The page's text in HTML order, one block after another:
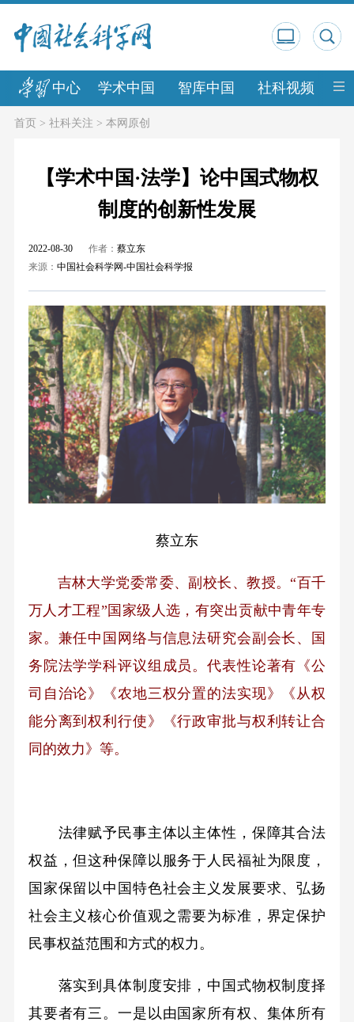
中心 学术中国 智库中国 社科视频 中
首页> 社科关注 > 本网原创
【学术中国·法学】论中国式物权
制度的创新性发展
2022-08-30 作者： 蔡立东
来源： 中国社会科学网-中国社会科学报
蔡立东
吉林大学党委常委、副校长、教授。“百千
万人才工程”国家级人选，有突出贡献中青年专
家。兼任中国网络与信息法研究会副会长、国
务院法学学科评议组成员。代表性论著有《公
司自治论》《农地三权分置的法实现》《从权
能分离到权利行使》《行政审批与权利转让合
同的效力》等。
法律赋予民事主体以主体性，保障其合法
权益，但这种保障以服务于人民福祉为限度，
国家保留以中国特色社会主义发展要求、弘扬
社会主义核心价值观之需要为标准，界定保护
民事权益范围和方式的权力。
落实到具体制度安排，中国式物权制度择
其要者有三。一是以由国家所有权、集体所有